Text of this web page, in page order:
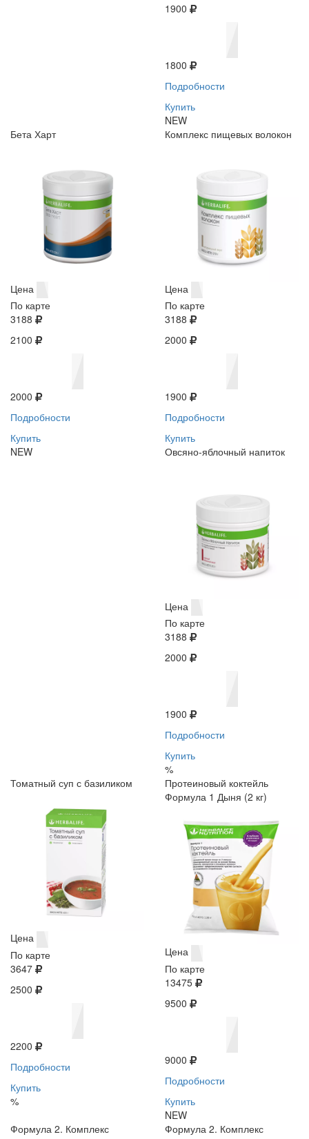
1900
1800
Подробности
Купить
NEW
Бета Харт
Цена
По карте
3188
2100
2000
Подробности
Купить
NEW
Комплекс пищевых волокон
Цена
По карте
3188
2000
1900
Подробности
Купить
Овсяно-яблочный напиток
Цена
По карте
3188
2000
1900
Подробности
Купить
%
Томатный суп с базиликом
Цена
По карте
3647
2500
2200
Подробности
Купить
%
Протеиновый коктейль
Формула 1 Дыня (2 кг)
Цена
По карте
13475
9500
9000
Подробности
Купить
NEW
Формула 2. Комплекс
Формула 2. Комплекс